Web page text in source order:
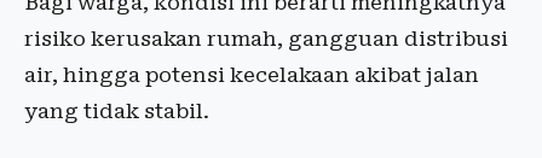
risiko kerusakan rumah, gangguan distribusi
air, hingga potensi kecelakaan akibat jalan
yang tidak stabil.